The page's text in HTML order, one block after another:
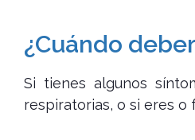
¿Cuándo
Si tienes algunos
respiratorias, o si eres o